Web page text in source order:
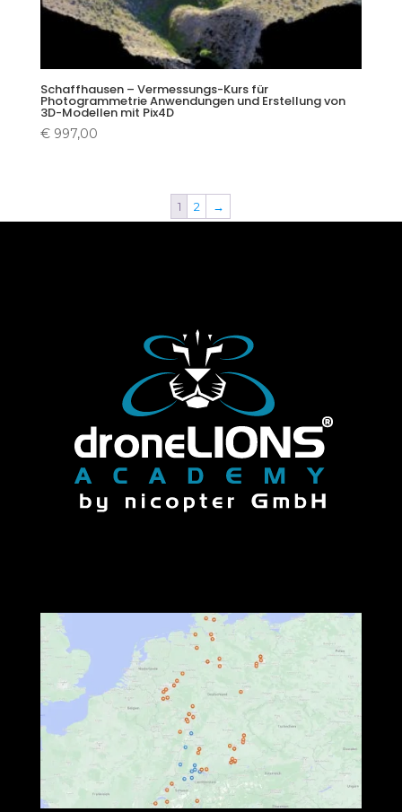
Schaffhausen – Vermessungs-Kurs für
Photogrammetrie Anwendungen und Erstellung von
3D-Modellen mit Pix4D
€997,00
1 2 →